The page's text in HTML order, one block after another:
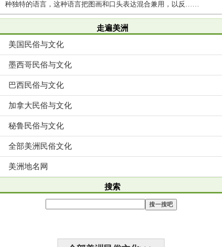
种独特的语言，这种语言把图画和口头表达混合兼用，以反……
走遍美洲
美国民俗与文化
墨西哥民俗与文化
巴西民俗与文化
加拿大民俗与文化
秘鲁民俗与文化
全部美洲民俗文化
美洲地名网
搜索